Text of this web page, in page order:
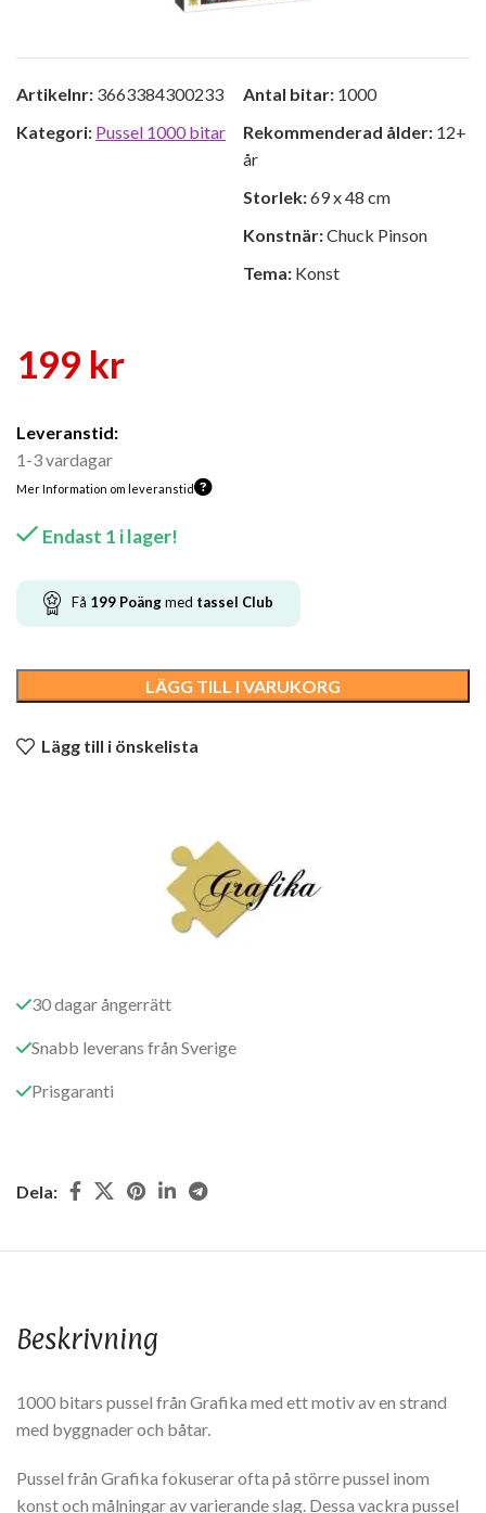
Artikelnr: 3663384300233
Kategori: Pussel 1000 bitar
Antal bitar: 1000
Rekommenderad ålder: 12+
år
Storlek:69 x 48 cm
Konstnär:Chuck Pinson
Tema: Konst
199 kr
Leveranstid:
1-3 vardagar
Mer Information om leveranstid
Endast 1 i lager!
Få 199 Poängmed tassel Club
LÄGG TILL I VARUKORG
Lägg till i önskelista
30 dagar ångerrätt
Snabb leverans från Sverige
Prisgaranti
Dela:
Beskrivning
1000 bitars pussel från Grafika med ett motiv av en strand
med byggnader och båtar.
Pussel från Grafika fokuserar ofta på större pussel inom
konst och målningar av varierande slag. Dessa vackra pussel